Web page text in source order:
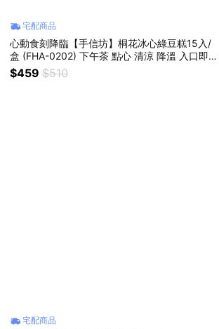
宅配商品
心動食刻降臨【手信坊】桐花冰心綠豆糕15入/
盒 (FHA-0202) 下午茶 點心 清涼 降溫 入口即化
伴手禮 禮盒 送禮 一口接一口
$459 $510
宅配商品